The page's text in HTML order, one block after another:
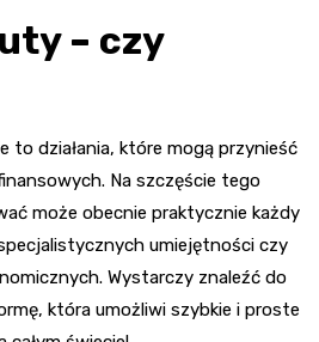
– czy
to działania, które mogą przynieść
Na szczęście tego
może obecnie praktycznie każdy
umiejętności czy
Wystarczy znaleźć do
która umożliwi szybkie i proste